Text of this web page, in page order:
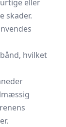
eller
skader.
hvilket